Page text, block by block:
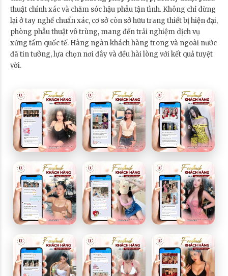
thuật chính xác và chăm sóc hậu phẫu tận tình. Không chỉ dừng
lại ở tay nghề chuẩn xác, cơ sở còn sở hữu trang thiết bị hiện đại,
phòng phẫu thuật vô trùng, mang đến trải nghiệm dịch vụ
xứng tầm quốc tế. Hàng ngàn khách hàng trong và ngoài nước
đã tin tưởng, lựa chọn nơi đây và đều hài lòng với kết quả tuyệt
vời.